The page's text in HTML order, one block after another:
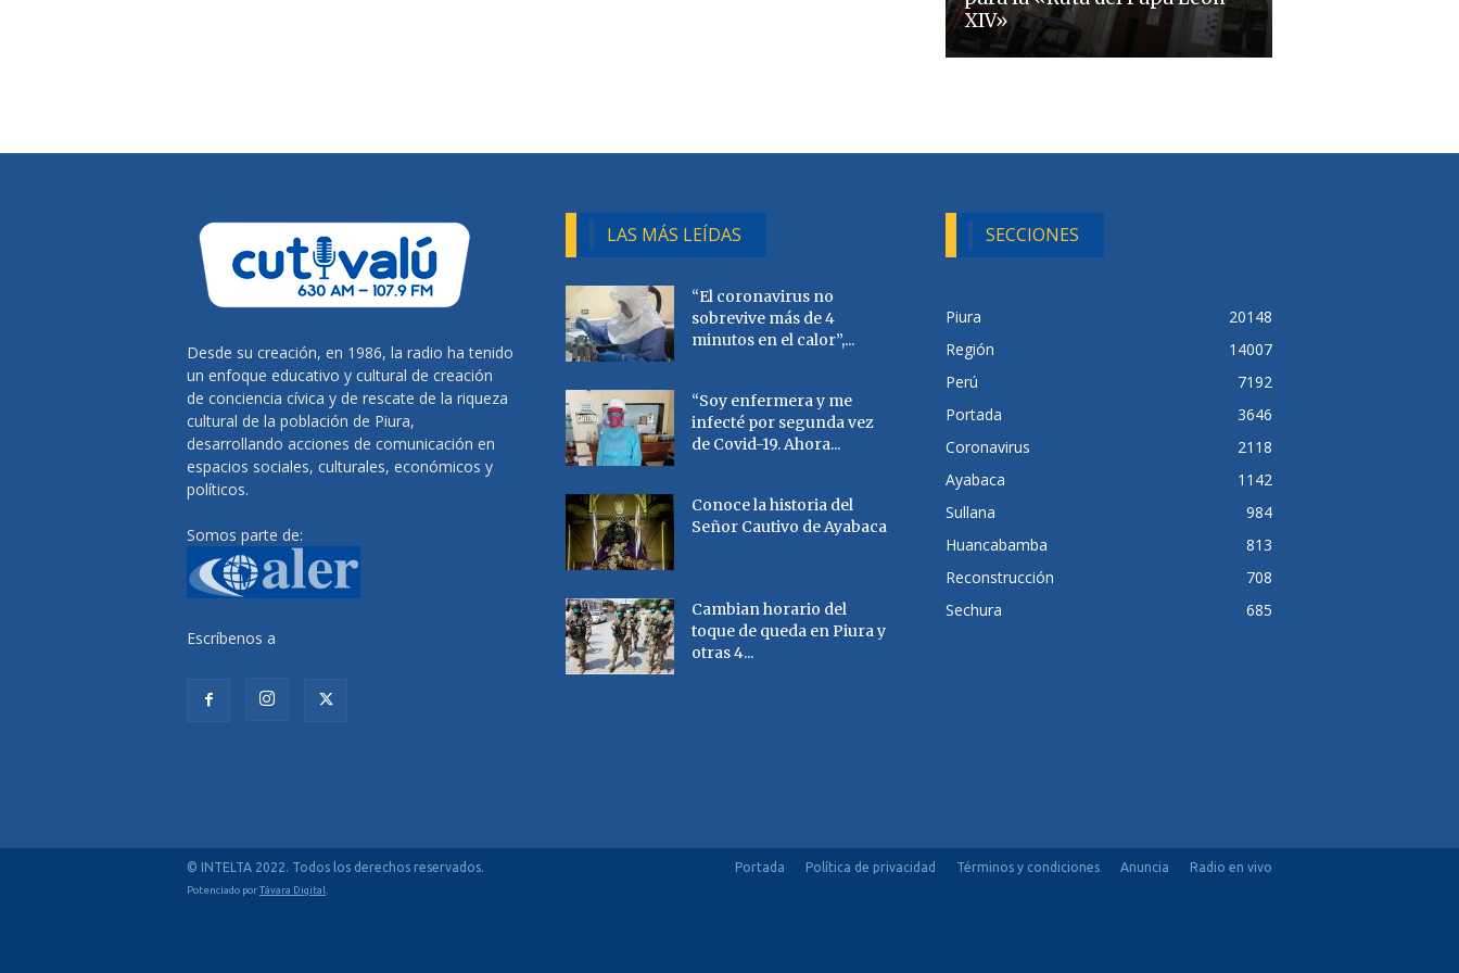
XIV»
Desde su creación, en 1986, la radio ha tenido
un enfoque educativo y cultural de creación
de conciencia cívica y de rescate de la riqueza
cultural de la población de Piura,
desarrollando acciones de comunicación en
espacios sociales, culturales, económicos y
políticos.
Somos parte de:
Escríbenos a
LAS MÁS LEÍDAS
“El coronavirus no
sobrevive más de 4
minutos en el calor”,...
“Soy enfermera y me
infecté por segunda vez
de Covid-19. Ahora...
Conoce la historia del
Señor Cautivo de Ayabaca
Cambian horario del
toque de queda en Piura y
otras 4...
SECCIONES
Piura
20148
Región
14007
Perú
7192
Portada
3646
Coronavirus
2118
Ayabaca
1142
Sullana
984
Huancabamba
813
Reconstrucción
708
Sechura
685
Portada Política de privacidad Términos y condiciones Anuncia Radio en vivo
© INTELTA 2022. Todos los derechos reservados.
Potenciado porTávara Digital